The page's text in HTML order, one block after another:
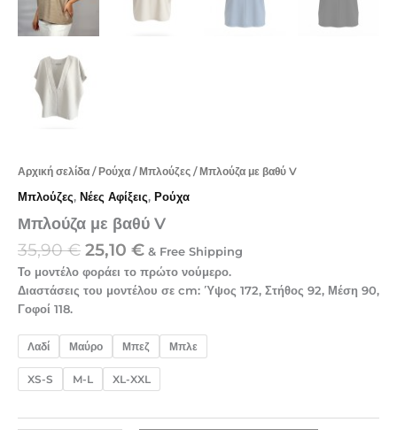
Αρχική σελίδα / Ρούχα / Μπλούζες / Μπλούζα με βαθύ V
Μπλούζες, Νέες Αφίξεις, Ρούχα
Μπλούζα με βαθύ V
35,90€ 25,10 € & Free Shipping
Το μοντέλο φοράει το πρώτο νούμερο.
Διαστάσεις του μοντέλου σε cm: Ύψος 172, Στήθος 92, Μέση 90,
Γοφοί 118.
Λαδί Μαύρο Μπεζ Μπλε
XS-S M-L XL-XXL